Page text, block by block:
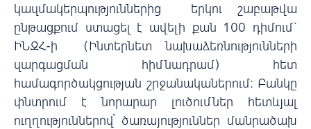
կազմակերպություններից երկու շաբաթվա
ընթացքում ստացել է ավելի քան 100 դիմում`
ԻՆԶՀ-ի (Ինտերնետ նախաձեռնությունների
զարգացման հիմնադրամ) հետ
համագործակցության շրջանականերում։ Բանկը
փնտրում է նորարար լուծումներ հետևյալ
ուղղություններով՝ ծառայություններ մանրածախ